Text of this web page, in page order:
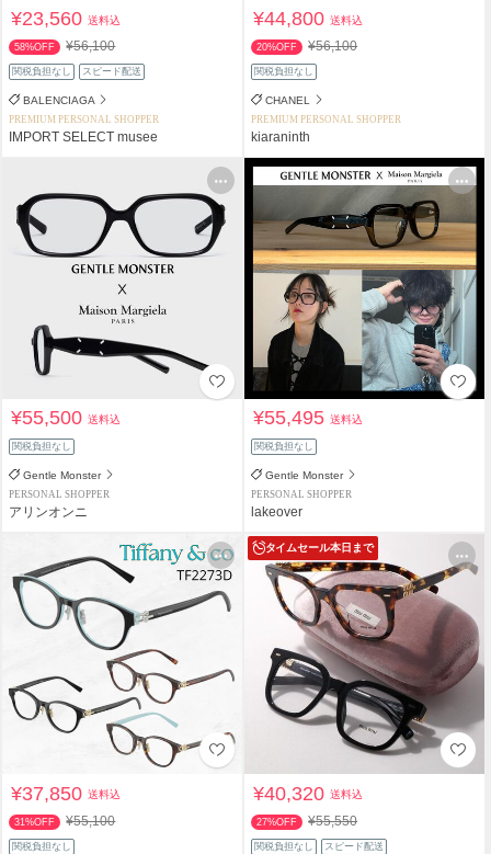
¥23,560送料込
58%OFF ¥56,100
関税負担なし スピード配送
BALENCIAGA
PREMIUM PERSONAL SHOPPER
IMPORT SELECT musee
¥44,800送料込
20%OFF ¥56,100
関税負担なし
CHANEL
PREMIUM PERSONAL SHOPPER
kiaraninth
¥55,500送料込
関税負担なし
Gentle Monster
PERSONAL SHOPPER
アリンオンニ
¥55,495送料込
関税負担なし
Gentle Monster
PERSONAL SHOPPER
lakeover
¥37,850送料込
31%OFF ¥55,100
関税負担なし
タイムセール本日まで
¥40,320送料込
27%OFF ¥55,550
関税負担なし スピード配送